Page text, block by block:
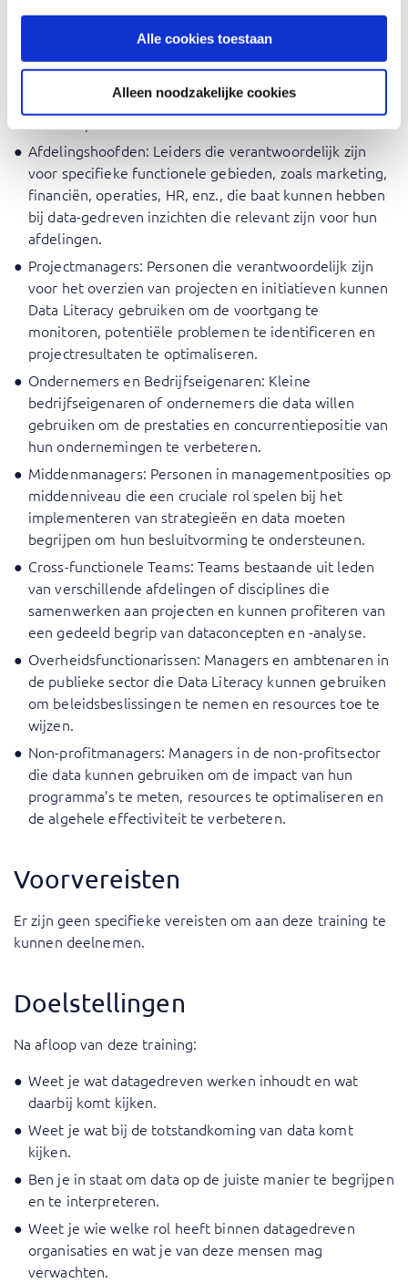
Alle cookies toestaan
Alleen noodzakelijke cookies
Voor wie is Data Literacy voor
en besluitvormers die weloverwogen keuzes moeten
Afdelingshoofden: Leiders die verantwoordelijk zijn
voor specifieke functionele gebieden, zoals marketing,
financiën, operaties, HR, enz., die baat kunnen hebben
bij data-gedreven inzichten die relevant zijn voor hun
afdelingen.
Projectmanagers: Personen die verantwoordelijk zijn
voor het overzien van projecten en initiatieven kunnen
Data Literacy gebruiken om de voortgang te
monitoren, potentiële problemen te identificeren en
projectresultaten te optimaliseren.
Ondernemers en Bedrijfseigenaren: Kleine
bedrijfseigenaren of ondernemers die data willen
gebruiken om de prestaties en concurrentiepositie van
hun ondernemingen te verbeteren.
Middenmanagers: Personen in managementposities op
middenniveau die een cruciale rol spelen bij het
implementeren van strategieën en data moeten
begrijpen om hun besluitvorming te ondersteunen.
Cross-functionele Teams: Teams bestaande uit leden
van verschillende afdelingen of disciplines die
samenwerken aan projecten en kunnen profiteren van
een gedeeld begrip van dataconcepten en -analyse.
Overheidsfunctionarissen: Managers en ambtenaren in
de publieke sector die Data Literacy kunnen gebruiken
om beleidsbeslissingen te nemen en resources toe te
wijzen.
Non-profitmanagers: Managers in de non-profitsector
die data kunnen gebruiken om de impact van hun
programma’s te meten, resources te optimaliseren en
de algehele effectiviteit te verbeteren.
Voorvereisten
Er zijn geen specifieke vereisten om aan deze training te
kunnen deelnemen.
Doelstellingen
Na afloop van deze training:
Weet je wat datagedreven werken inhoudt en wat
daarbij komt kijken.
Weet je wat bij de totstandkoming van data komt
kijken.
Ben je in staat om data op de juiste manier te begrijpen
en te interpreteren.
Weet je wie welke rol heeft binnen datagedreven
organisaties en wat je van deze mensen mag
verwachten.